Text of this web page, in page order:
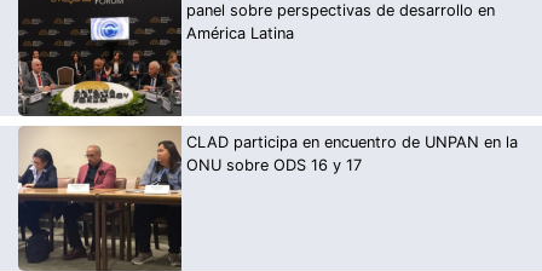
panel sobre perspectivas de desarrollo en
América Latina
CLAD participa en encuentro de UNPAN en la
ONU sobre ODS 16 y 17